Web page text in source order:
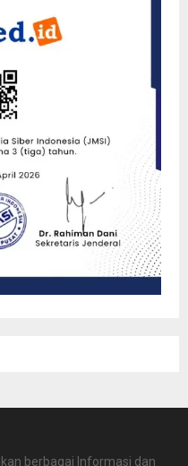
berbagai Informasi dan